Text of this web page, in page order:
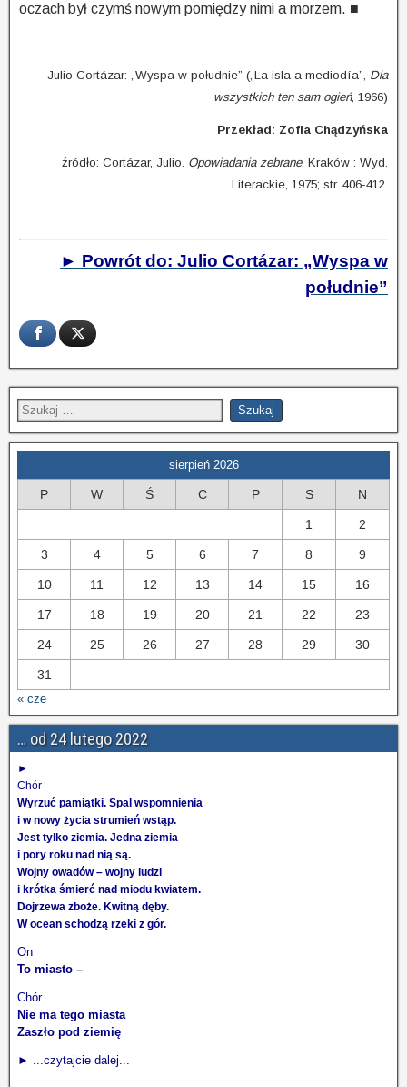
oczach był czymś nowym pomiędzy nimi a morzem. ■
Julio Cortázar: „Wyspa w południe” („La isla a mediodía”, Dla
wszystkich ten sam ogień, 1966)
Przekład: Zofia Chądzyńska
źródło: Cortázar, Julio. Opowiadania zebrane. Kraków : Wyd.
Literackie, 1975; str. 406-412.
► Powrót do: Julio Cortázar: „Wyspa w
południe”
sierpień 2026
P W Ś C P S N
1 2
3 4 5 6 7 8 9
10 11 12 13 14 15 16
17 18 19 20 21 22 23
24 25 26 27 28 29 30
31
« cze
… od 24 lutego 2022
►
Chór
Wyrzuć pamiątki. Spal wspomnienia
i w nowy życia strumień wstąp.
Jest tylko ziemia. Jedna ziemia
i pory roku nad nią są.
Wojny owadów – wojny ludzi
i krótka śmierć nad miodu kwiatem.
Dojrzewa zboże. Kwitną dęby.
W ocean schodzą rzeki z gór.
On
To miasto –
Chór
Nie ma tego miasta
Zaszło pod ziemię
► ...czytajcie dalej...